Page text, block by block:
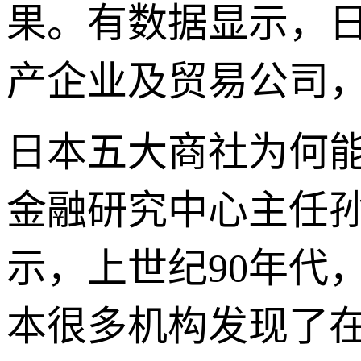
果。有数据显示，
产企业及贸易公司
日本五大商社为何
金融研究中心主任
示，上世纪90年代
本很多机构发现了